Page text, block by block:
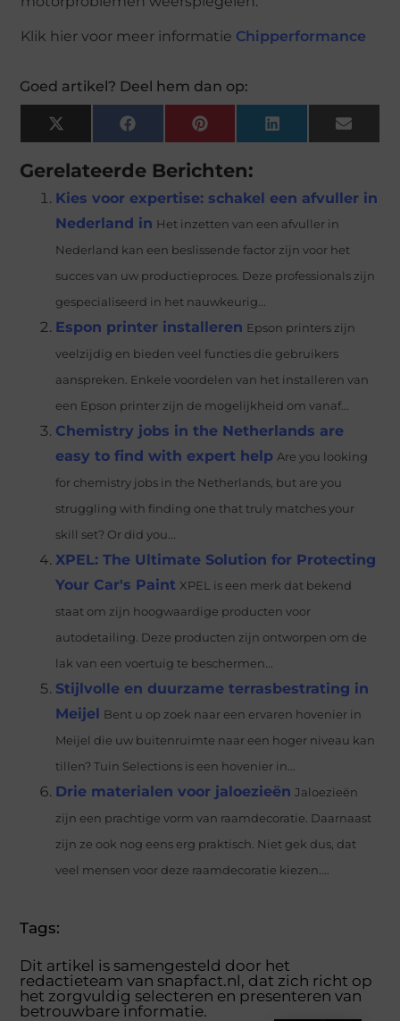
Klik hier voor meer informatie Chipperformance
Goed artikel? Deel hem dan op:
X
(Twitter)
FacebookPinterestLinkedInEmail
Gerelateerde Berichten:
Kies voor expertise: schakel een afvuller in
Nederland in Het inzetten van een afvuller in
Nederland kan een beslissende factor zijn voor het
succes van uw productieproces. Deze professionals zijn
gespecialiseerd in het nauwkeurig...
Espon printer installeren Epson printers zijn
veelzijdig en bieden veel functies die gebruikers
aanspreken. Enkele voordelen van het installeren van
een Epson printer zijn de mogelijkheid om vanaf...
Chemistry jobs in the Netherlands are
easy to find with expert help Are you looking
for chemistry jobs in the Netherlands, but are you
struggling with finding one that truly matches your
skill set? Or did you...
XPEL: The Ultimate Solution for Protecting
Your Car's Paint XPEL is een merk dat bekend
staat om zijn hoogwaardige producten voor
autodetailing. Deze producten zijn ontworpen om de
lak van een voertuig te beschermen...
Stijlvolle en duurzame terrasbestrating in
Meijel Bent u op zoek naar een ervaren hovenier in
Meijel die uw buitenruimte naar een hoger niveau kan
tillen? Tuin Selections is een hovenier in...
Drie materialen voor jaloezieën Jaloezieën
zijn een prachtige vorm van raamdecoratie. Daarnaast
zijn ze ook nog eens erg praktisch. Niet gek dus, dat
veel mensen voor deze raamdecoratie kiezen....
Tags:
Dit artikel is samengesteld door het
redactieteam van snapfact.nl, dat zich richt op
het zorgvuldig selecteren en presenteren van
betrouwbare informatie.